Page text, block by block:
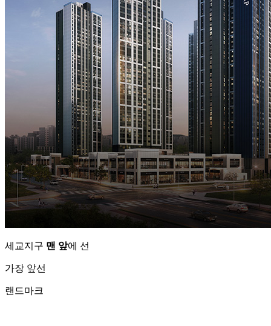
세교지구 맨 앞에 선
가장 앞선
랜드마크